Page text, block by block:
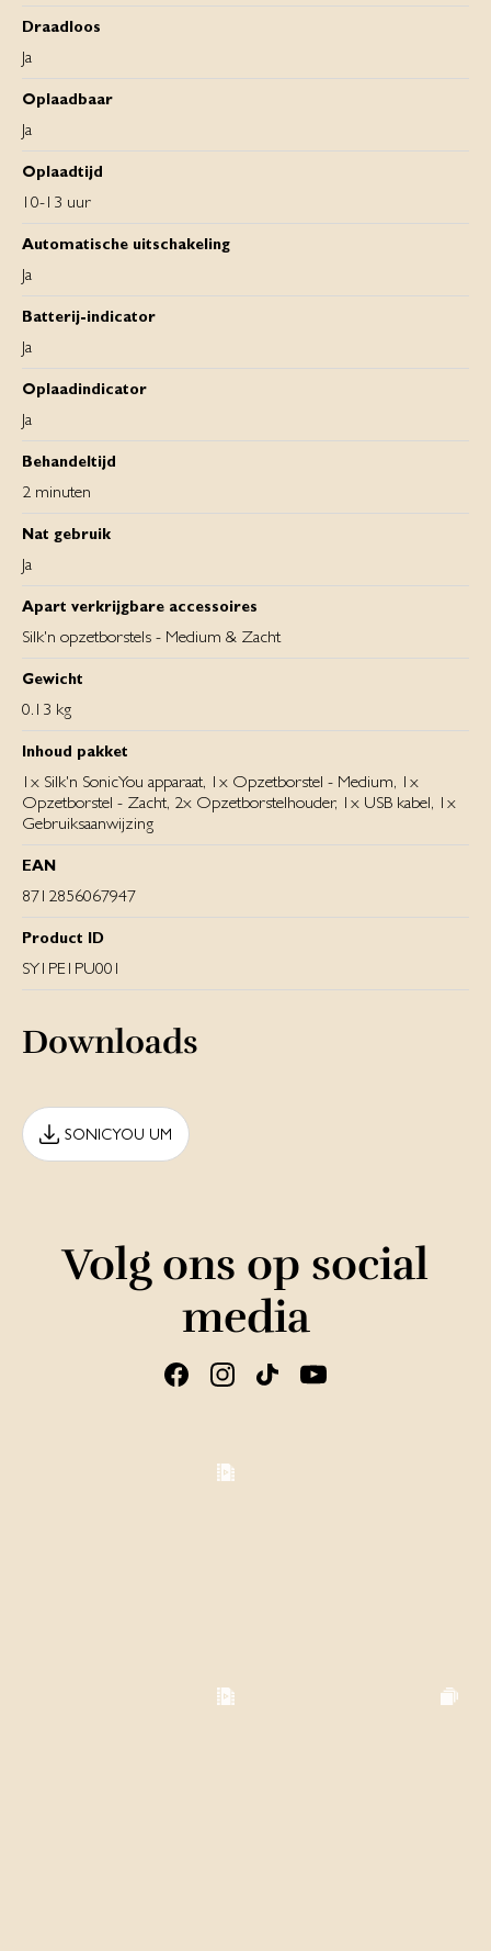
Draadloos
Ja
Oplaadbaar
Ja
Oplaadtijd
10-13 uur
Automatische uitschakeling
Ja
Batterij-indicator
Ja
Oplaadindicator
Ja
Behandeltijd
2 minuten
Nat gebruik
Ja
Apart verkrijgbare accessoires
Silk'n opzetborstels - Medium & Zacht
Gewicht
0.13 kg
Inhoud pakket
1x Silk'n SonicYou apparaat, 1x Opzetborstel - Medium, 1x
Opzetborstel - Zacht, 2x Opzetborstelhouder, 1x USB kabel, 1x
Gebruiksaanwijzing
EAN
8712856067947
Product ID
SY1PE1PU001
Downloads
SONICYOU UM
Volg ons op social
media